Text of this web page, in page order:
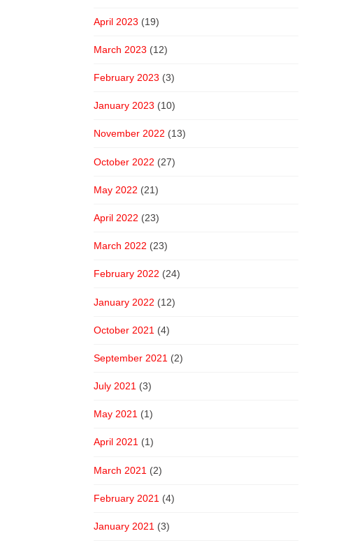
April 2023 (19)
March 2023 (12)
February 2023 (3)
January 2023 (10)
November 2022 (13)
October 2022 (27)
May 2022 (21)
April 2022 (23)
March 2022 (23)
February 2022 (24)
January 2022 (12)
October 2021 (4)
September 2021 (2)
July 2021 (3)
May 2021 (1)
April 2021 (1)
March 2021 (2)
February 2021 (4)
January 2021 (3)